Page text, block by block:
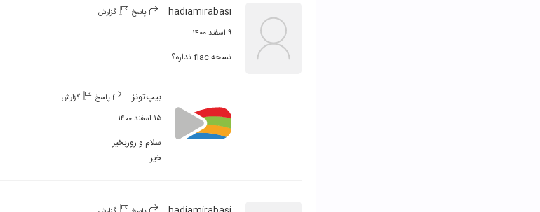
hadiamirabasi پاسخ گزارش
۹ اسفند ۱۴۰۰
نسخه flac نداره؟
بیپ‌تونز پاسخ گزارش
۱۵ اسفند ۱۴۰۰
خیر